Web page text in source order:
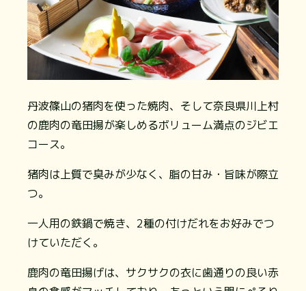
丹波篠山の猪肉を使った焼肉、そして奈良県川上村
の鹿肉の竜田揚が楽しめるボリューム満点のジビエ
コース。
猪肉は上質で臭みが少なく、脂の甘み・旨味が際立
つ。
一人用の鉄鍋で焼き、2種の付けだれをお好みでつ
けていただく。
鹿肉の竜田揚げは、サクサクの衣に歯通りの良い赤